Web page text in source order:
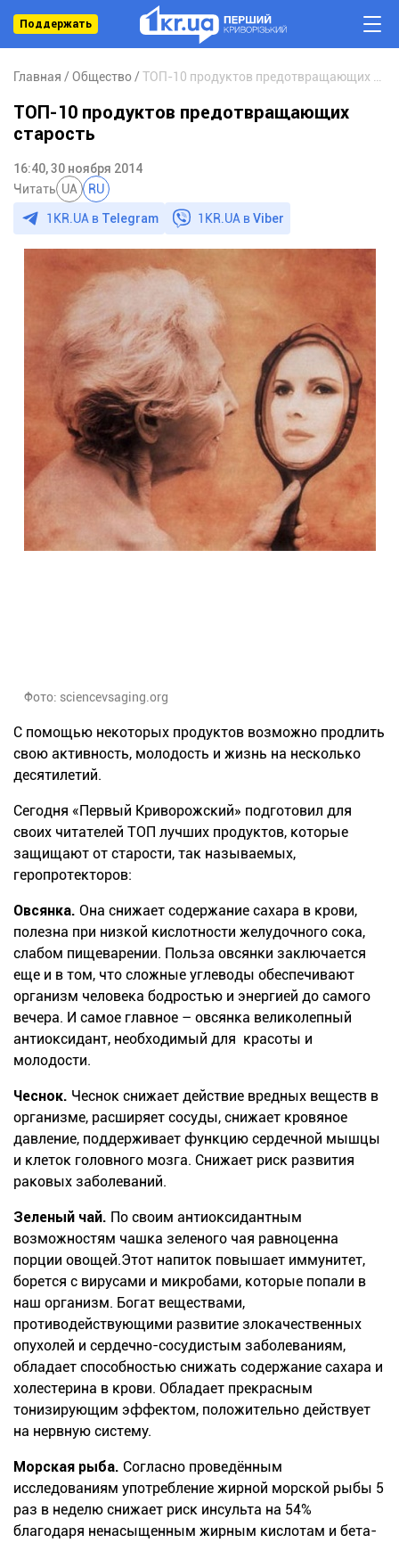
Поддержать
Главная Общество
ТОП-10 продуктов предотвращающих
старость
16:40, 30 ноября 2014
Читать UA RU
1KR.UA в Telegram 1KR.UA вViber
Фото: sciencevsaging.org
С помощью некоторых продуктов возможно продлить
свою активность, молодость и жизнь на несколько
десятилетий.
Сегодня «Первый Криворожский» подготовил для
своих читателей ТОП лучших продуктов, которые
защищают от старости, так называемых,
геропротекторов:
Овсянка. Она снижает содержание сахара в крови,
полезна при низкой кислотности желудочного сока,
слабом пищеварении. Польза овсянки заключается
еще и в том, что сложные углеводы обеспечивают
организм человека бодростью и энергией до самого
вечера. И самое главное – овсянка великолепный
антиоксидант, необходимый для красоты и
молодости.
Чеснок. Чеснок снижает действие вредных веществ в
организме, расширяет сосуды, снижает кровяное
давление, поддерживает функцию сердечной мышцы
и клеток головного мозга. Снижает риск развития
раковых заболеваний.
Зеленый чай. По своим антиоксидантным
возможностям чашка зеленого чая равноценна
порции овощей.Этот напиток повышает иммунитет,
борется с вирусами и микробами, которые попали в
наш организм. Богат веществами,
противодействующими развитие злокачественных
опухолей и сердечно-сосудистым заболеваниям,
обладает способностью снижать содержание сахара и
холестерина в крови. Обладает прекрасным
тонизирующим эффектом, положительно действует
на нервную систему.
Морская рыба. Согласно проведённым
исследованиям употребление жирной морской рыбы 5
раз в неделю снижает риск инсульта на 54%
благодаря ненасыщенным жирным кислотам и бета-